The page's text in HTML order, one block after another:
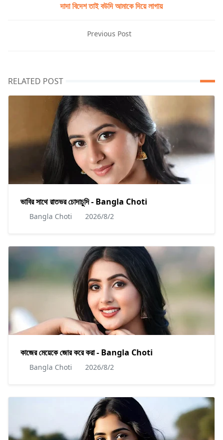
দাদা বিদেশ তাই বউদি আমাকে দিয়ে লাগায়
Previous Post
RELATED POST
ভাবির সাথে রাতভর চোদাচুদি - Bangla Choti
Bangla Choti 2026/8/2
কাজের মেয়েকে জোর করে করা - Bangla Choti
Bangla Choti 2026/8/2